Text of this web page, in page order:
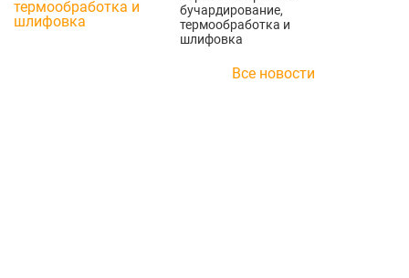
бучардирование,
термообработка и
шлифовка
Все новости